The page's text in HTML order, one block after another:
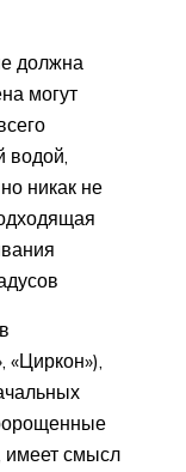
должна
могут
водой,
никак не
«Циркон»),
имеет смысл